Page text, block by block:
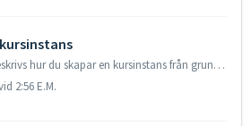
I den här artikeln beskrivs hur du skapar en kursinstans från grunden eller hur man kopierar en tidigare kursinstans I Ortrac kan man dela upp program i...
2:56 E.M.